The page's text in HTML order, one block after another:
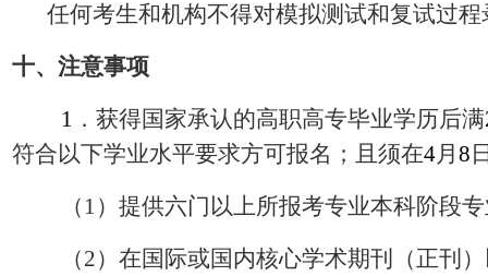
任何考生和机构不得对模拟测试和复试过
十、注意事项
1 ．获得国家承认的高职高专毕业学历后满
符合以下学业水平要求方可报名；且须在4月 8
（ 1）提供六门以上所报考专业本科阶段
（2）在国际或国内核心学术期刊（正刊